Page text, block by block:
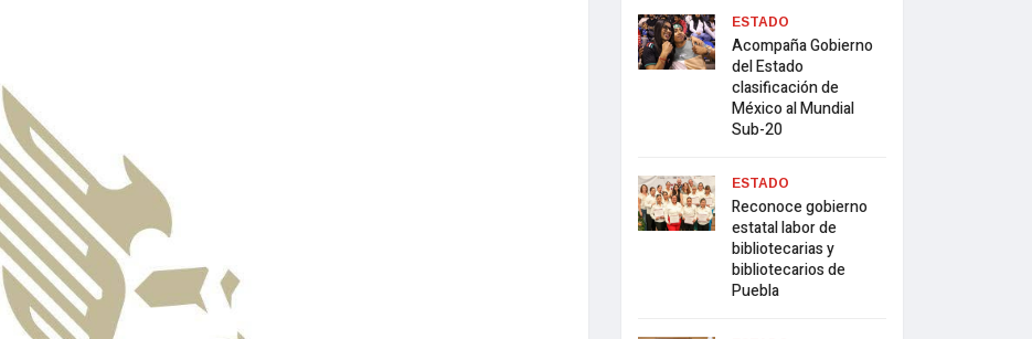
ESTADO
Acompaña Gobierno
del Estado
clasificación de
México al Mundial
Sub-20
ESTADO
Reconoce gobierno
estatal labor de
bibliotecarias y
bibliotecarios de
Puebla